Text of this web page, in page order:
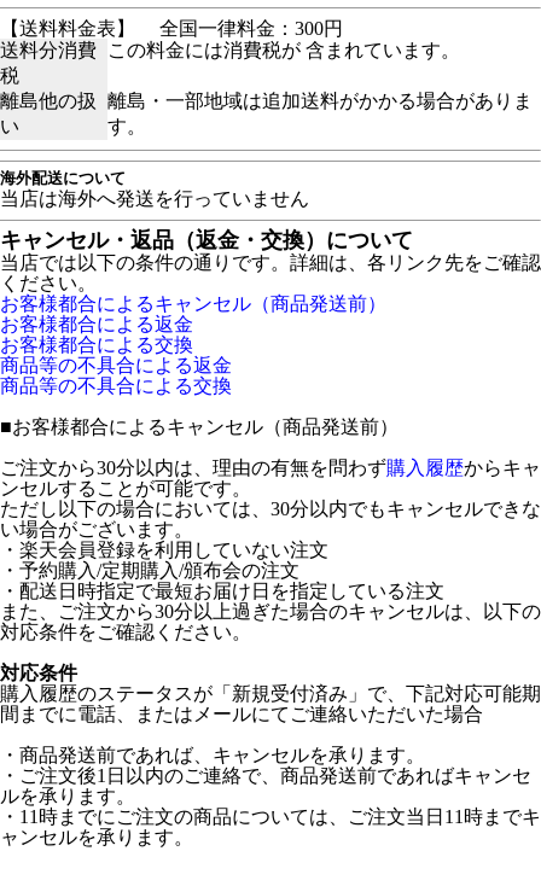
【送料料金表】
全国一律料金：300円
送料分消費
税
この料金には消費税が 含まれています。
離島他の扱
い
離島・一部地域は追加送料がかかる場合がありま
す。
海外配送について
当店は海外へ発送を行っていません
キャンセル・返品（返金・交換）について
当店では以下の条件の通りです。詳細は、各リンク先をご確認
ください。
お客様都合によるキャンセル（商品発送前）
お客様都合による返金
お客様都合による交換
商品等の不具合による返金
商品等の不具合による交換
■お客様都合によるキャンセル（商品発送前）
ご注文から30分以内は、理由の有無を問わず購入履歴からキャ
ンセルすることが可能です。
ただし以下の場合においては、30分以内でもキャンセルできな
い場合がございます。
・楽天会員登録を利用していない注文
・予約購入/定期購入/頒布会の注文
・配送日時指定で最短お届け日を指定している注文
また、ご注文から30分以上過ぎた場合のキャンセルは、以下の
対応条件をご確認ください。
対応条件
購入履歴のステータスが「新規受付済み」で、下記対応可能期
間までに電話、またはメールにてご連絡いただいた場合
・商品発送前であれば、キャンセルを承ります。
・ご注文後1日以内のご連絡で、商品発送前であればキャンセ
ルを承ります。
・11時までにご注文の商品については、ご注文当日11時までキ
ャンセルを承ります。